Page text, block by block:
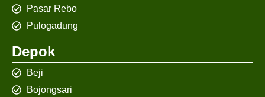
Pasar Rebo
Pulogadung
Depok
Beji
Bojongsari